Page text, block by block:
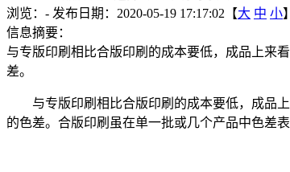
浏览： - 发布日期：2020-05-19 17:17:02【大 中 小】
信息摘要：
与专版印刷相比合版印刷的成本要低，成品上来
差。
与专版印刷相比合版印刷的成本要低，成品
的色差。合版印刷虽在单一批或几个产品中色差